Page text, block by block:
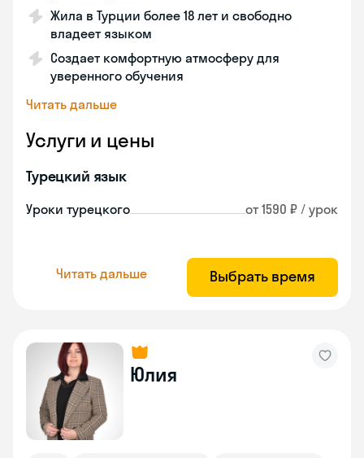
Жила в Турции более 18 лет и свободно
владеет языком
Создает комфортную атмосферу для
уверенного обучения
Читать дальше
Услуги и цены
Турецкий язык
Уроки турецкого от 1590 ₽ / урок
Читать дальше Выбрать время
Юлия